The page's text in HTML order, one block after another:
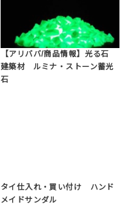
【アリババ/商品情報】光る石
建築材 ルミナ・ストーン蓄光
石
タイ仕入れ・買い付け ハンド
メイドサンダル